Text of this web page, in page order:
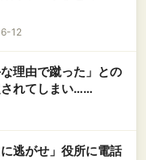
12
理由で蹴った」との
されてしまい……
逃がせ」役所に電話